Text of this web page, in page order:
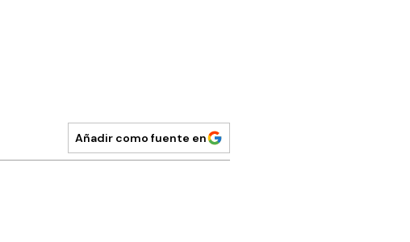
Añadir como fuente en